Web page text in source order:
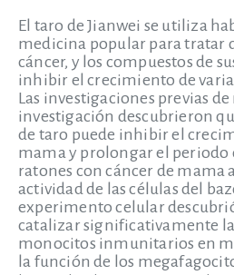
El taro de Jianwei se utiliza
medicina popular para tratar
cáncer, y los compuestos de
inhibir el crecimiento de
Las investigaciones previas
investigación descubrieron
de taro puede inhibir el
mama y prolongar el periodo
ratones con cáncer de mama
actividad de las células del
experimento celular
catalizar significativamente
monocitos inmunitarios en
la función de los